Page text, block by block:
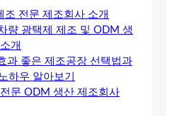
조 전문 제조회사 소개
량 광택제 제조 및 ODM 생
개
과 좋은 제조공장 선택법과
하우 알아보기
문 ODM 생산 제조회사